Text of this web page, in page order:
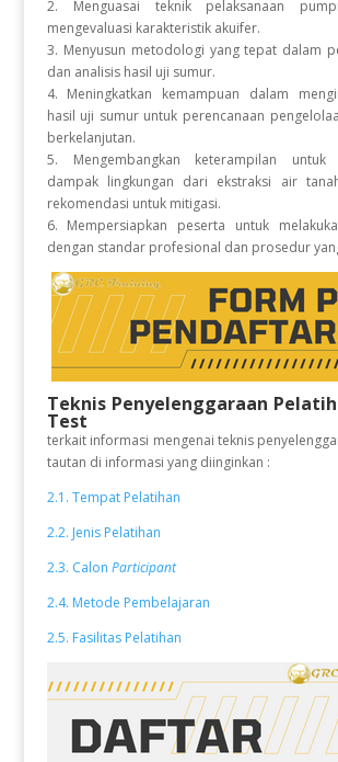
2. Menguasai teknik pelaksanaan
mengevaluasi karakteristik akuifer.
3. Menyusun metodologi yang tepat dalam
dan analisis hasil uji sumur.
4. Meningkatkan kemampuan dalam
hasil uji sumur untuk perencanaan
berkelanjutan.
5. Mengembangkan keterampilan untuk
dampak lingkungan dari ekstraksi air
rekomendasi untuk mitigasi.
6. Mempersiapkan peserta untuk
dengan standar profesional dan prosedur
Teknis Penyelenggaraan
Test
terkait informasi mengenai teknis
tautan di informasi yang diinginkan :
2.1. Tempat Pelatihan
2.2. Jenis Pelatihan
2.3. Calon Participant
2.4. Metode Pembelajaran
2.5. Fasilitas Pelatihan